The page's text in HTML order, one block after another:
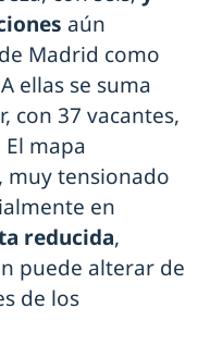
aún
Madrid como
ellas se suma
con 37 vacantes,
mapa
tensionado
en
reducida,
puede alterar de
de los